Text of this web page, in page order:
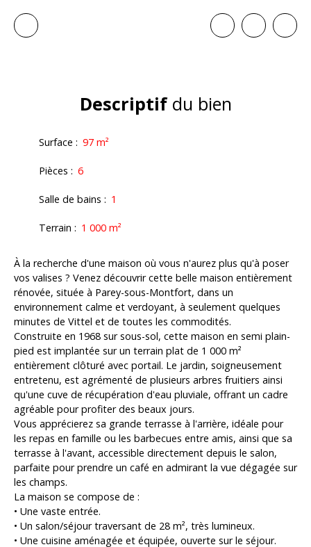
Descriptifdu bien
Surface : 97 m²
Pièces : 6
Salle de bains : 1
Terrain : 1 000 m²
À la recherche d'une maison où vous n'aurez plus qu'à poser
vos valises ? Venez découvrir cette belle maison entièrement
rénovée, située à Parey-sous-Montfort, dans un
environnement calme et verdoyant, à seulement quelques
minutes de Vittel et de toutes les commodités.
Construite en 1968 sur sous-sol, cette maison en semi plain-
pied est implantée sur un terrain plat de 1 000 m²
entièrement clôturé avec portail. Le jardin, soigneusement
entretenu, est agrémenté de plusieurs arbres fruitiers ainsi
qu'une cuve de récupération d'eau pluviale, offrant un cadre
agréable pour profiter des beaux jours.
Vous apprécierez sa grande terrasse à l'arrière, idéale pour
les repas en famille ou les barbecues entre amis, ainsi que sa
terrasse à l'avant, accessible directement depuis le salon,
parfaite pour prendre un café en admirant la vue dégagée sur
les champs.
La maison se compose de :
• Une vaste entrée.
• Un salon/séjour traversant de 28 m², très lumineux.
• Une cuisine aménagée et équipée, ouverte sur le séjour.